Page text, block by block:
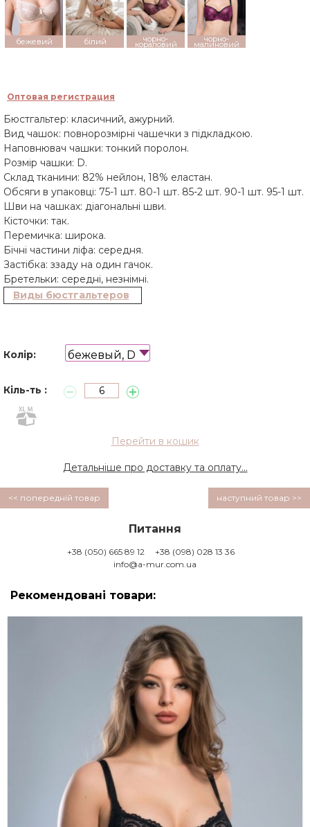
бежевий білий чорно-
кораловий
чорно-
малиновий
Оптовая регистрация
Бюстгальтер: класичний, ажурний.
Вид чашок: повнорозмірні чашечки з підкладкою.
Наповнювач чашки: тонкий поролон.
Розмір чашки: D.
Склад тканини: 82% нейлон, 18% еластан.
Обсяги в упаковці: 75-1 шт. 80-1 шт. 85-2 шт. 90-1 шт. 95-1 шт.
Шви на чашках: діагональні шви.
Кісточки: так.
Перемичка: широка.
Бічні частини ліфа: середня.
Застібка: ззаду на один гачок.
Бретельки: середні, незнімні.
Виды бюстгальтеров
Колір: бежевый, D
Кіль-ть :
Перейти в кошик
Детальніше про доставку та оплату...
<< попередній товар наступний товар >>
Питання
+38 (050) 665 89 12
+38 (098) 028 13 36
info@a-mur.com.ua
Рекомендовані товари: